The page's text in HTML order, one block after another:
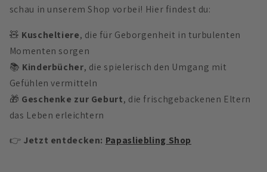
schau in unserem Shop vorbei! Hier findest du:
🧸 Kuscheltiere, die für Geborgenheit in turbulenten
Momenten sorgen
📚 Kinderbücher, die spielerisch den Umgang mit
Gefühlen vermitteln
🎁 Geschenke zur Geburt, die frischgebackenen Eltern
das Leben erleichtern
👉 Jetzt entdecken: Papasliebling Shop